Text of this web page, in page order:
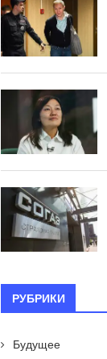
РУБРИКИ
Будущее